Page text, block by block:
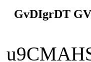
GvDIgrDT